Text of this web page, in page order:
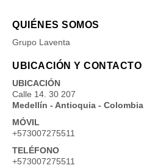
QUIÉNES SOMOS
Grupo Laventa
UBICACIÓN Y CONTACTO
UBICACIÓN
Calle 14. 30 207
Medellín - Antioquia - Colombia
MÓVIL
+573007275511
TELÉFONO
+573007275511